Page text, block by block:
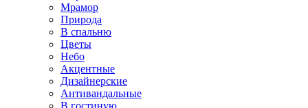
Мрамор
Природа
В спальню
Цветы
Небо
Акцентные
Дизайнерские
Антивандальные